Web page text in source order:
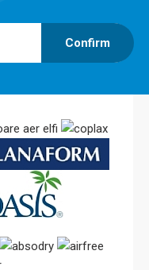
Confirm